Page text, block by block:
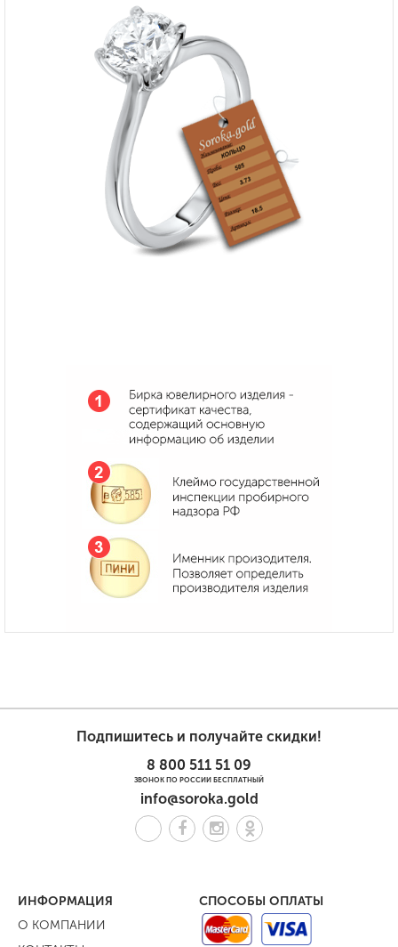
Подпишитесь и получайте скидки!
8 800 511 51 09
ЗВОНОК ПО РОССИИ БЕСПЛАТНЫЙ
info@soroka.gold
ИНФОРМАЦИЯ
О КОМПАНИИ
СПОСОБЫ ОПЛАТЫ